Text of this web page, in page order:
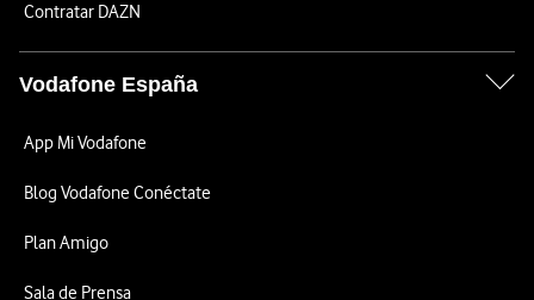
Contratar DAZN
Vodafone España
App Mi Vodafone
Blog Vodafone Conéctate
Plan Amigo
Sala de Prensa